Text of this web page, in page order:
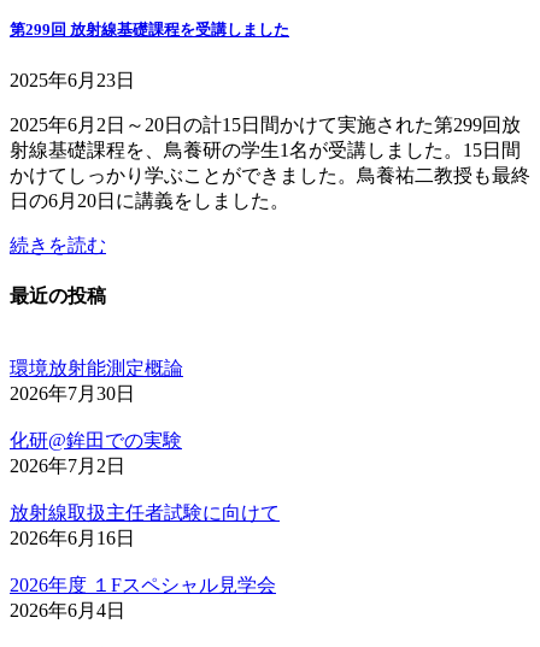
第299回 放射線基礎課程を受講しました
2025年6月23日
2025年6月2日～20日の計15日間かけて実施された第299回放
射線基礎課程を、鳥養研の学生1名が受講しました。15日間
かけてしっかり学ぶことができました。鳥養祐二教授も最終
日の6月20日に講義をしました。
続きを読む
最近の投稿
環境放射能測定概論
2026年7月30日
化研@鉾田での実験
2026年7月2日
放射線取扱主任者試験に向けて
2026年6月16日
2026年度 １Fスペシャル見学会
2026年6月4日